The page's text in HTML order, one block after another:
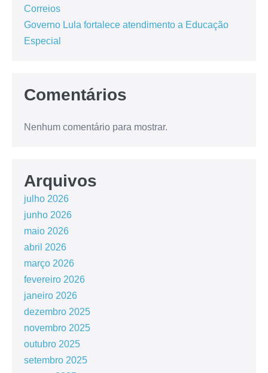
Correios
Governo Lula fortalece atendimento a Educação
Especial
Comentários
Nenhum comentário para mostrar.
Arquivos
julho 2026
junho 2026
maio 2026
abril 2026
março 2026
fevereiro 2026
janeiro 2026
dezembro 2025
novembro 2025
outubro 2025
setembro 2025